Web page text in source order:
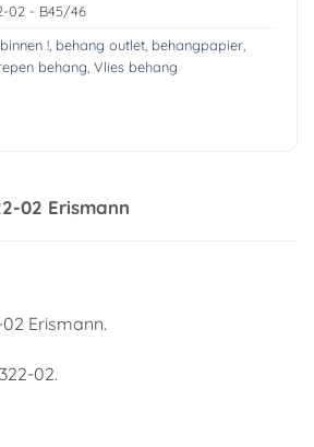
02 - B45/46
!, behang outlet, behangpapier,
behang Vlies behang
02 Erismann
Erismann.
02.